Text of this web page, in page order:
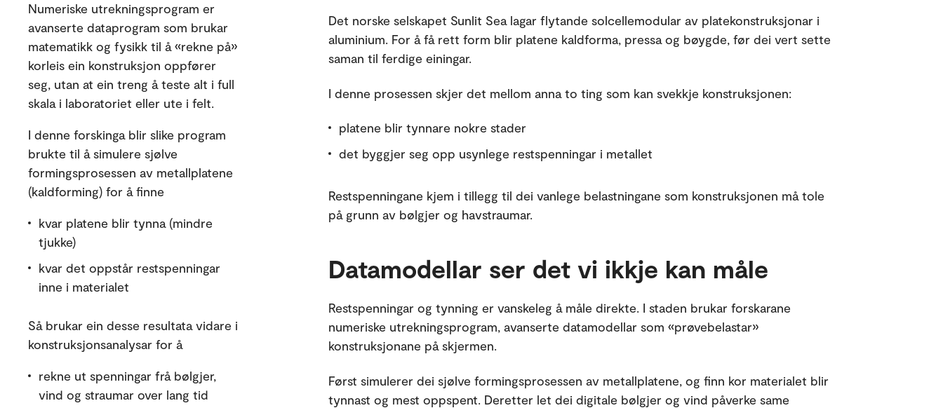
Numeriske utrekningsprogram er
avanserte dataprogram som brukar
matematikk og fysikk til å «rekne på»
korleis ein konstruksjon oppfører
seg, utan at ein treng å teste alt i full
skala i laboratoriet eller ute i felt.
I denne forskinga blir slike program
brukte til å simulere sjølve
formingsprosessen av metallplatene
(kaldforming) for å finne
kvar platene blir tynna (mindre
tjukke)
kvar det oppstår restspenningar
inne i materialet
Så brukar ein desse resultata vidare i
konstruksjonsanalysar for å
rekne ut spenningar frå bølgjer,
vind og straumar over lang tid
Det norske selskapet Sunlit Sea lagar flytande solcellemodular av platekonstruksjonar i
aluminium. For å få rett form blir platene kaldforma, pressa og bøygde, før dei vert sette
saman til ferdige einingar.
I denne prosessen skjer det mellom anna to ting som kan svekkje konstruksjonen:
platene blir tynnare nokre stader
det byggjer seg opp usynlege restspenningar i metallet
Restspenningane kjem i tillegg til dei vanlege belastningane som konstruksjonen må tole
på grunn av bølgjer og havstraumar.
Datamodellar ser det vi ikkje kan måle
Restspenningar og tynning er vanskeleg å måle direkte. I staden brukar forskarane
numeriske utrekningsprogram, avanserte datamodellar som «prøvebelastar»
konstruksjonane på skjermen.
Først simulerer dei sjølve formingsprosessen av metallplatene, og finn kor materialet blir
tynnast og mest oppspent. Deretter let dei digitale bølgjer og vind påverke same